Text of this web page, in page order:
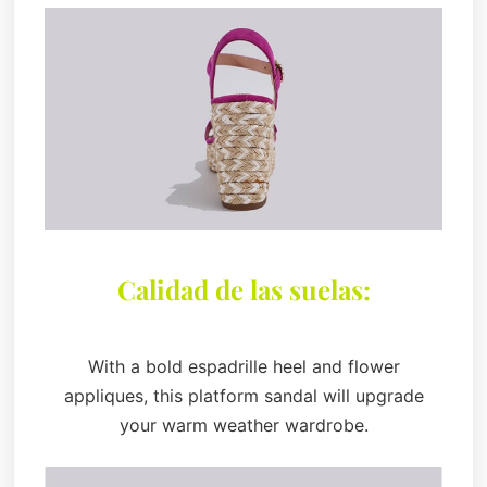
Calidad de las suelas:
With a bold espadrille heel and flower
appliques, this platform sandal will upgrade
your warm weather wardrobe.